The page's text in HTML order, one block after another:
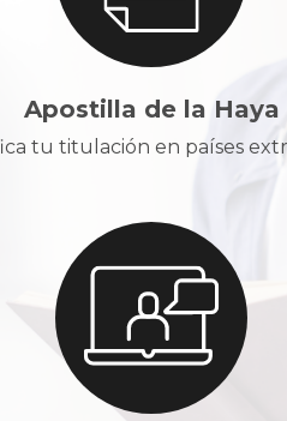
Apostilla de la Haya
tu titulación en países